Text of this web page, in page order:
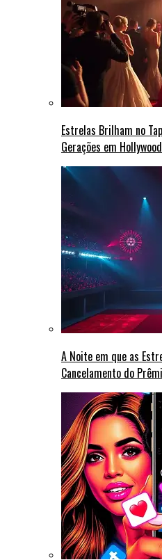
Estrelas Brilham no
Gerações em Hollywood
A Noite em que as
Cancelamento do